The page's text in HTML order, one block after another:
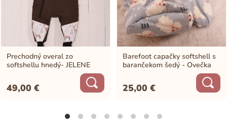
Prechodný overal zo
softshellu hnedý- JELENE
49,00€
Barefoot capačky softshell s
barančekom šedý - Ovečka
25,00€